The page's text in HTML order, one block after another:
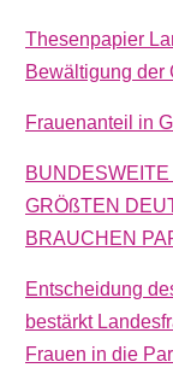
Thesenpapier
Bewältigung der
Frauenanteil in
GRÖßTEN
BRAUCHEN
Entscheidung
bestärkt
Frauen in die